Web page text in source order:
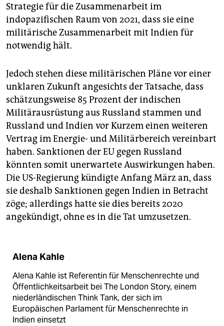
Strategie für die Zusammenarbeit im
indopazifischen Raum von 2021, dass sie eine
militärische Zusammenarbeit mit Indien für
notwendig hält.
Jedoch stehen diese militärischen Pläne vor einer
unklaren Zukunft angesichts der Tatsache, dass
schätzungsweise 85 Prozent der indischen
Militärausrüstung aus Russland stammen und
Russland und Indien vor Kurzem einen weiteren
Vertrag im Energie- und Militärbereich vereinbart
haben. Sanktionen der EU gegen Russland
könnten somit unerwartete Auswirkungen haben.
Die US-Regierung kündigte Anfang März an, dass
sie deshalb Sanktionen gegen Indien in Betracht
zöge; allerdings hatte sie dies bereits 2020
angekündigt, ohne es in die Tat umzusetzen.
Alena Kahle
Alena Kahle ist Referentin für Menschenrechte und
Öffentlichkeitsarbeit bei The London Story, einem
niederländischen Think Tank, der sich im
Europäischen Parlament für Menschenrechte in
Indien einsetzt